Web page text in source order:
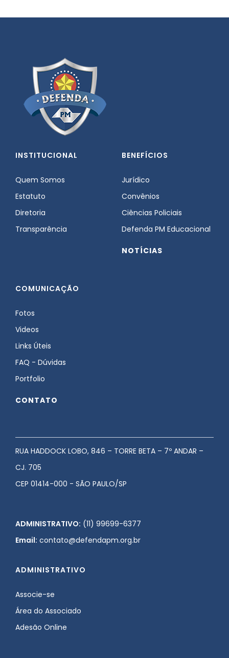
INSTITUCIONAL
Quem Somos
Estatuto
Diretoria
Transparência
BENEFÍCIOS
Jurídico
Convênios
Ciências Policiais
Defenda PM Educacional
NOTÍCIAS
COMUNICAÇÃO
Fotos
Videos
Links Úteis
FAQ - Dúvidas
Portfolio
CONTATO
RUA HADDOCK LOBO, 846 – TORRE BETA – 7º ANDAR –
CJ. 705
CEP 01414-000 - SÃO PAULO/SP
ADMINISTRATIVO: (11) 99699-6377
Email: contato@defendapm.org.br
ADMINISTRATIVO
Associe-se
Área do Associado
Adesão Online